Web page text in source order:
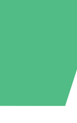
nach Bedarf mit